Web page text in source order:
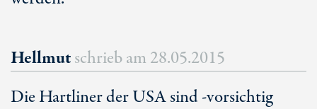
Hellmutschrieb am 28.05.2015
Die Hartliner der USA sind -vorsichtig